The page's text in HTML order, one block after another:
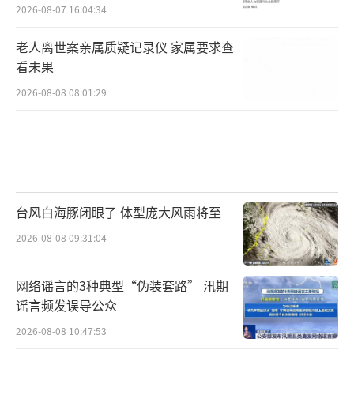
2026-08-07 16:04:34
老人离世案亲属质疑记录仪 家属要求查
看未果
2026-08-08 08:01:29
台风白海豚闭眼了 体型庞大风雨将至
2026-08-08 09:31:04
网络谣言的3种典型“伪装套路” 汛期
谣言频发误导公众
2026-08-08 10:47:53